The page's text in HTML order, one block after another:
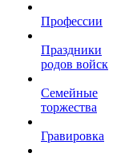
Профессии
Праздники
родов войск
Семейные
торжества
Гравировка